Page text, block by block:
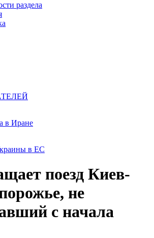
раздела
в Иране
в ЕС
поезд Киев-
не
с начала